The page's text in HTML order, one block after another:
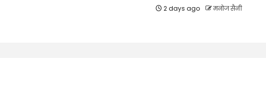
2 days ago मनोज सैनी